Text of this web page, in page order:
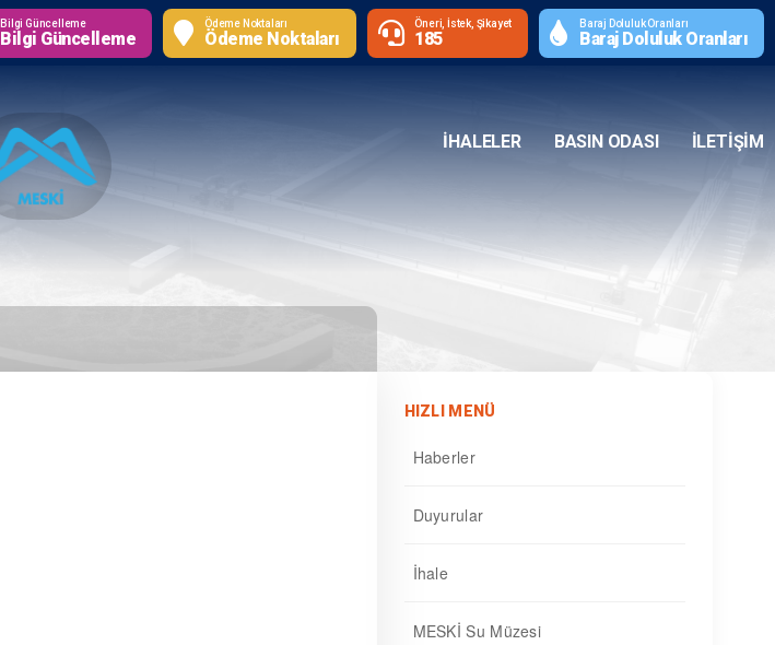
Bilgi Güncelleme
Bilgi Güncelleme
Ödeme Noktaları
Ödeme Noktaları
Öneri, İstek, Şikayet
185
Baraj Doluluk Oranları
Baraj Doluluk Oranları
İHALELER BASIN ODASI İLETIŞIM
HIZLI MENÜ
Haberler
Duyurular
İhale
MESKİ Su Müzesi